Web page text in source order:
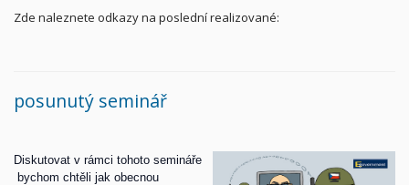
Zde naleznete odkazy na poslední realizované:
posunutý seminář
Diskutovat v rámci tohoto semináře
bychom chtěli jak obecnou